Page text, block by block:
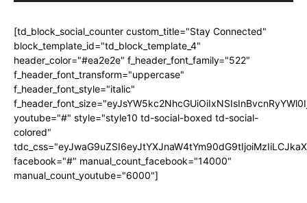
[td_block_social_counter custom_title="Stay Connected"
block_template_id="td_block_template_4"
header_color="#ea2e2e" f_header_font_family="522"
f_header_font_transform="uppercase"
f_header_font_style="italic"
youtube="#" style="style10 td-social-boxed td-social-
colored"
facebook="#" manual_count_facebook="14000"
manual_count_youtube="6000"]